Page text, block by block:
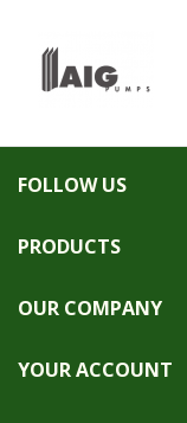
FOLLOW US
PRODUCTS
OUR COMPANY
YOUR ACCOUNT